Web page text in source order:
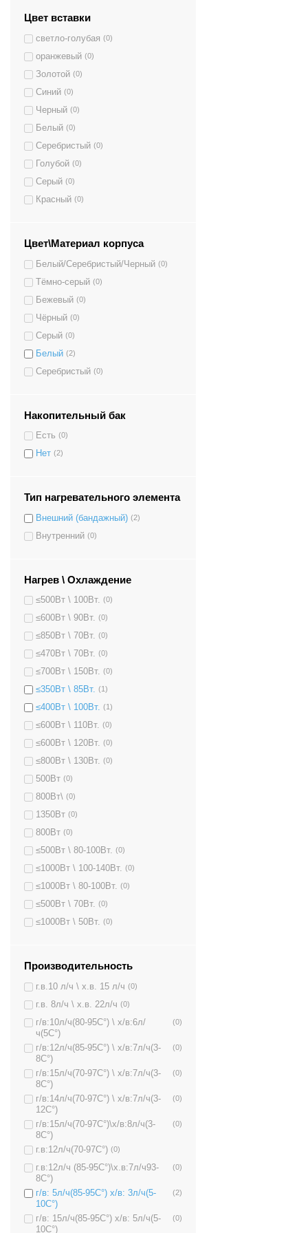
Цвет вставки
светло-голубая (0)
оранжевый (0)
Золотой (0)
Синий (0)
Черный (0)
Белый (0)
Серебристый (0)
Голубой (0)
Серый (0)
Красный (0)
Цвет\Материал корпуса
Белый/Серебристый/Черный (0)
Тёмно-серый (0)
Бежевый (0)
Чёрный (0)
Серый (0)
Белый (2)
Серебристый (0)
Накопительный бак
Есть (0)
Нет (2)
Тип нагревательного элемента
Внешний (бандажный) (2)
Внутренний (0)
Нагрев \ Охлаждение
≤500Вт \ 100Вт. (0)
≤600Вт \ 90Вт. (0)
≤850Вт \ 70Вт. (0)
≤470Вт \ 70Вт. (0)
≤700Вт \ 150Вт. (0)
≤350Вт \ 85Вт. (1)
≤400Вт \ 100Вт. (1)
≤600Вт \ 110Вт. (0)
≤600Вт \ 120Вт. (0)
≤800Вт \ 130Вт. (0)
500Вт (0)
800Вт\ (0)
1350Вт (0)
800Вт (0)
≤500Вт \ 80-100Вт. (0)
≤1000Вт \ 100-140Вт. (0)
≤1000Вт \ 80-100Вт. (0)
≤500Вт \ 70Вт. (0)
≤1000Вт \ 50Вт. (0)
Производительность
г.в.10 л/ч \ х.в. 15 л/ч (0)
г.в. 8л/ч \ х.в. 22л/ч (0)
г/в:10л/ч(80-95C°) \ х/в:6л/
ч(5C°)
(0)
г/в:12л/ч(85-95C°) \ х/в:7л/ч(3-
8C°)
(0)
г/в:15л/ч(70-97C°) \ х/в:7л/ч(3-
8C°)
(0)
г/в:14л/ч(70-97C°) \ х/в:7л/ч(3-
12C°)
(0)
г/в:15л/ч(70-97C°)\х/в:8л/ч(3-
8C°)
(0)
г.в:12л/ч(70-97C°) (0)
г.в:12л/ч (85-95C°)\х.в:7л/ч93-
8C°)
(0)
г/в: 5л/ч(85-95C°) х/в: 3л/ч(5-
10C°)
(2)
г/в: 15л/ч(85-95C°) х/в: 5л/ч(5-
10C°)
(0)